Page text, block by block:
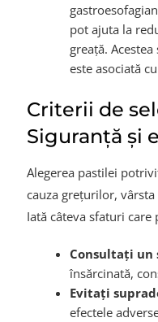
pot ajuta la
greață.
este asociată
Criterii de
Siguranță și
Alegerea pastilei
cauza grețurilor,
Iată câteva sfaturi care
Consultați un
însărcinată,
Evitați
efectele